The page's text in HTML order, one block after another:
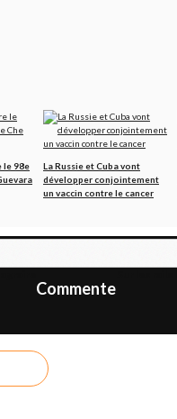
le 98e
La Russie et Cuba vont
développer conjointement
un vaccin contre le cancer
Commente